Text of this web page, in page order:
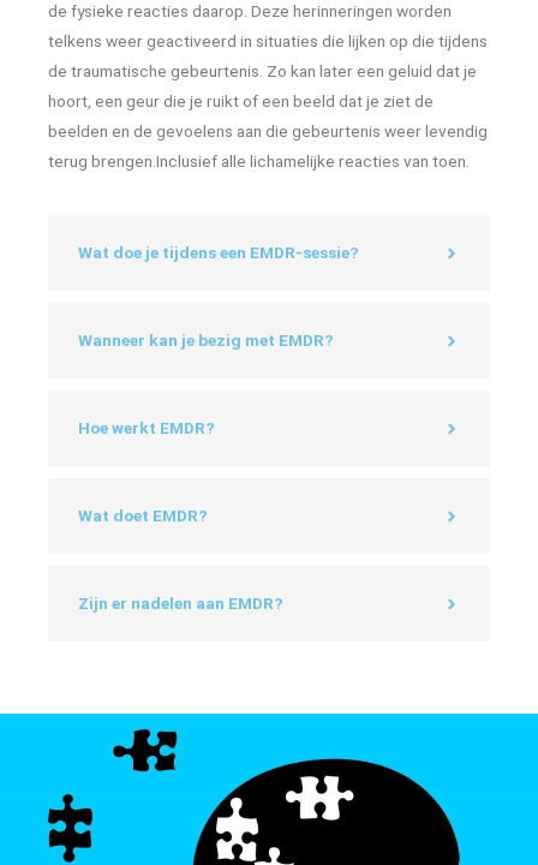
de fysieke reacties daarop. Deze herinneringen worden
telkens weer geactiveerd in situaties die lijken op die tijdens
de traumatische gebeurtenis. Zo kan later een geluid dat je
hoort, een geur die je ruikt of een beeld dat je ziet de
beelden en de gevoelens aan die gebeurtenis weer levendig
terug brengen.Inclusief alle lichamelijke reacties van toen.
Wat doe je tijdens een EMDR-sessie?
Wanneer kan je bezig met EMDR?
Hoe werkt EMDR?
Wat doet EMDR?
Zijn er nadelen aan EMDR?